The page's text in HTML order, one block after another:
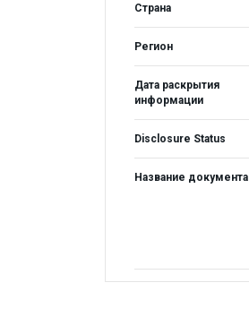
Страна
Регион
Дата раскрытия
информации
Disclosure Status
Название документа